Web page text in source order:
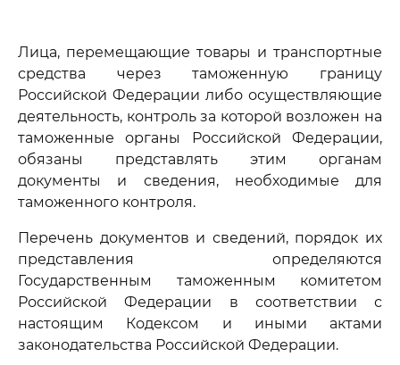
Лица, перемещающие товары и транспортные
средства через таможенную границу
Российской Федерации либо осуществляющие
деятельность, контроль за которой возложен на
таможенные органы Российской Федерации,
обязаны представлять этим органам
документы и сведения, необходимые для
таможенного контроля.
Перечень документов и сведений, порядок их
представления определяются
Государственным таможенным комитетом
Российской Федерации в соответствии с
настоящим Кодексом и иными актами
законодательства Российской Федерации.